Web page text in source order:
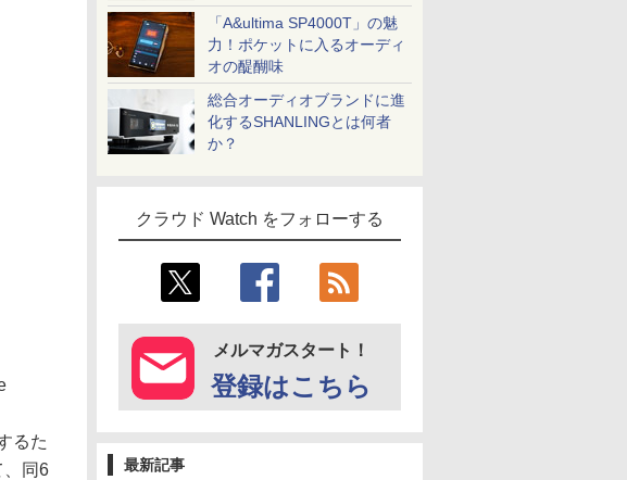
「A&ultima SP4000T」の魅
力！ポケットに入るオーディ
オの醍醐味
総合オーディオブランドに進
化するSHANLINGとは何者
か？
クラウド Watch をフォローする
メルマガスタート！
登録はこちら
最新記事
るた
、同6